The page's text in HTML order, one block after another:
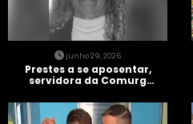
junho 29, 2026
Prestes a se aposentar,
servidora da Comurg
entra em protocolo de
morte encefálica